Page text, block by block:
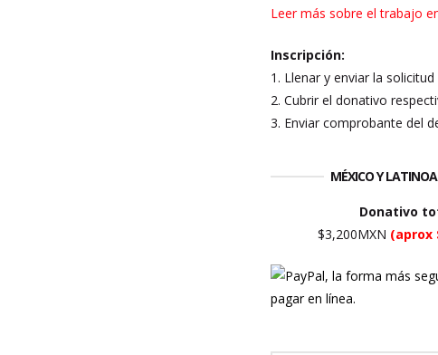
Leer más sobre el trabajo
Inscripción:
1. Llenar y enviar la
2. Cubrir el donativo
3. Enviar comprobante del
MÉXICO Y
Donativo
$3,200MXN (aprox